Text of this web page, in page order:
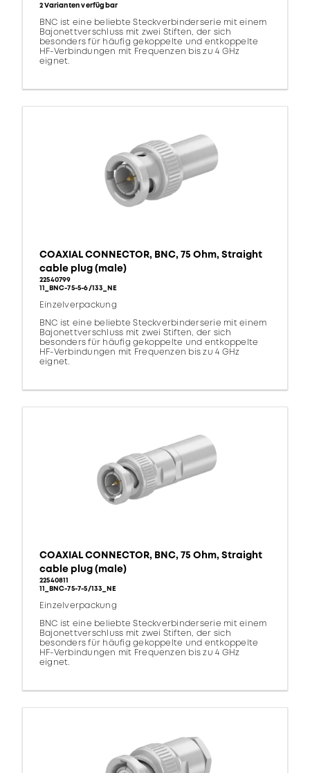
2 Varianten verfügbar
BNC ist eine beliebte Steckverbinderserie mit einem
Bajonettverschluss mit zwei Stiften, der sich
besonders für häufig gekoppelte und entkoppelte
HF-Verbindungen mit Frequenzen bis zu 4 GHz
eignet.
COAXIAL CONNECTOR, BNC, 75 Ohm, Straight
cable plug (male)
22540799
11_BNC-75-5-6/133_NE
Einzelverpackung
BNC ist eine beliebte Steckverbinderserie mit einem
Bajonettverschluss mit zwei Stiften, der sich
besonders für häufig gekoppelte und entkoppelte
HF-Verbindungen mit Frequenzen bis zu 4 GHz
eignet.
COAXIAL CONNECTOR, BNC, 75 Ohm, Straight
cable plug (male)
22540811
11_BNC-75-7-5/133_NE
Einzelverpackung
BNC ist eine beliebte Steckverbinderserie mit einem
Bajonettverschluss mit zwei Stiften, der sich
besonders für häufig gekoppelte und entkoppelte
HF-Verbindungen mit Frequenzen bis zu 4 GHz
eignet.